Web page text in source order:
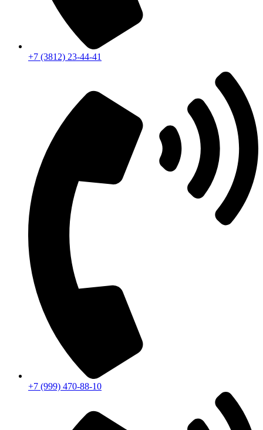
+7 (3812) 23-44-41
+7 (999) 470-88-10